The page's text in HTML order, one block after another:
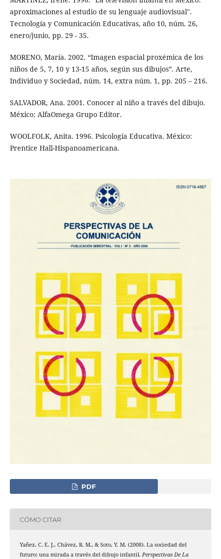
aproximaciones al estudio de su lenguaje audiovisual".
Tecnología y Comunicación Educativas, año 10, núm. 26,
enero/junio, pp. 29 - 35.
MORENO, María. 2002. “Imagen espacial proxémica de los
niños de 5, 7, 10 y 13-15 años, según sus dibujos”. Arte,
Individuo y Sociedad, núm. 14, extra núm. 1, pp. 205 – 216.
SALVADOR, Ana. 2001. Conocer al niño a través del dibujo.
México: AlfaOmega Grupo Editor.
WOOLFOLK, Anita. 1996. Psicología Educativa. México:
Prentice Hall-Hispanoamericana.
PDF
CÓMO CITAR
Yañez, C. E. J., Chávez, R. M., & Soto, Y. M. (2008). La sociedad del
futuro: una mirada a través del dibujo infantil. Perspectivas De La